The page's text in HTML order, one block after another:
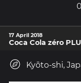
0
17 April 2018
Coca Cola zéro
Kyōto-shi,